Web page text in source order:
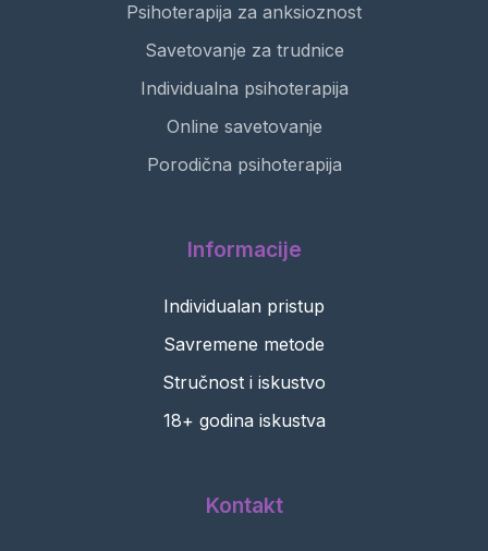
Psihoterapija za anksioznost
Savetovanje za trudnice
Individualna psihoterapija
Online savetovanje
Porodična psihoterapija
Informacije
Individualan pristup
Savremene metode
Stručnost i iskustvo
18+ godina iskustva
Kontakt